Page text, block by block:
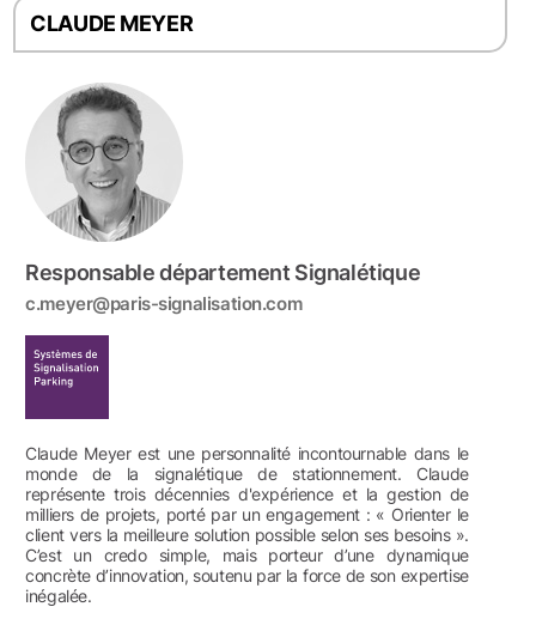
CLAUDE MEYER
Responsable département Signalétique
c.meyer@paris-signalisation.com
Claude Meyer est une personnalité incontournable dans le
monde de la signalétique de stationnement. Claude
représente trois décennies d'expérience et la gestion de
milliers de projets, porté par un engagement : « Orienter le
client vers la meilleure solution possible selon ses besoins ».
C’est un credo simple, mais porteur d’une dynamique
concrète d’innovation, soutenu par la force de son expertise
inégalée.